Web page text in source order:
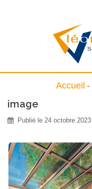
Accueil -
image
Publié le 24 octobre 2023